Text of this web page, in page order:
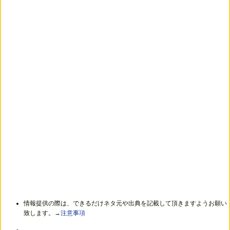
情報提供の際は、できるだけネタ元や出典を記載して頂きますようお願い
致します。→注意事項